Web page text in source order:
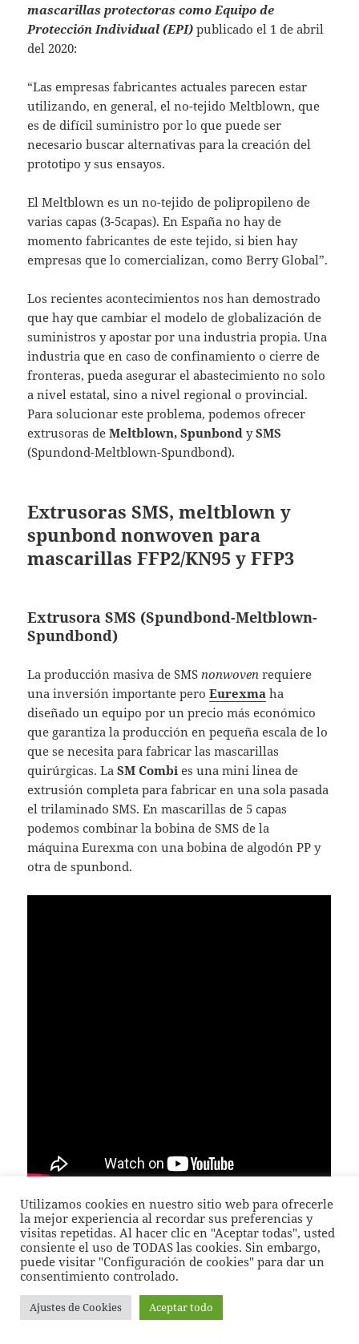
mascarillas protectoras como Equipo de
Protección Individual (EPI) publicado el 1 de abril
del 2020:
“Las empresas fabricantes actuales parecen estar
utilizando, en general, el no-tejido Meltblown, que
es de difícil suministro por lo que puede ser
necesario buscar alternativas para la creación del
prototipo y sus ensayos.
El Meltblown es un no-tejido de polipropileno de
varias capas (3-5capas). En España no hay de
momento fabricantes de este tejido, si bien hay
empresas que lo comercializan, como Berry Global”.
Los recientes acontecimientos nos han demostrado
que hay que cambiar el modelo de globalización de
suministros y apostar por una industria propia. Una
industria que en caso de confinamiento o cierre de
fronteras, pueda asegurar el abastecimiento no solo
a nivel estatal, sino a nivel regional o provincial.
Para solucionar este problema, podemos ofrecer
extrusoras deMeltblown, Spunbond ySMS
(Spundond-Meltblown-Spundbond).
Extrusoras SMS,meltblown y
spunbondnonwoven para
mascarillas FFP2/KN95 y FFP3
Extrusora SMS (Spundbond-Meltblown-
Spundbond)
La producción masiva de SMSnonwoven requiere
una inversión importante peroEurexma ha
diseñado un equipo por un precio más económico
que garantiza la producción en pequeña escala de lo
que se necesita para fabricar las mascarillas
quirúrgicas. LaSM Combi es una mini linea de
extrusión completa para fabricar en una sola pasada
el trilaminado SMS. En mascarillas de 5 capas
podemos combinar la bobina de SMS de la
máquina Eurexma con una bobina de algodón PP y
otra de spunbond.
Vamos a ver las características básicas de laSM
Combi:
Grosor de material: spundbond 25-100 g/m
meltblown: 5-40 g/m2.
Ancho máximo del no-tejido producido: 200-250
Utilizamos cookies en nuestro sitio web para ofrecerle
la mejor experiencia al recordar sus preferencias y
visitas repetidas. Al hacer clic en "Aceptar todas", usted
consiente el uso de TODAS las cookies. Sin embargo,
puede visitar "Configuración de cookies" para dar un
consentimiento controlado.
Ajustes de Cookies Aceptar todo